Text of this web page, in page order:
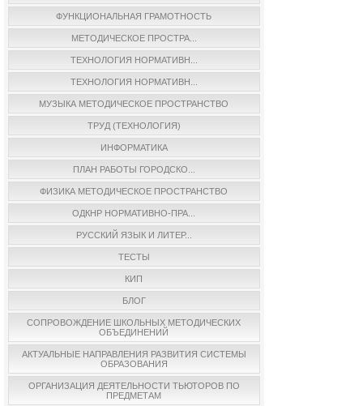
ФУНКЦИОНАЛЬНАЯ ГРАМОТНОСТЬ
МЕТОДИЧЕСКОЕ ПРОСТРА...
ТЕХНОЛОГИЯ НОРМАТИВН...
ТЕХНОЛОГИЯ НОРМАТИВН...
МУЗЫКА МЕТОДИЧЕСКОЕ ПРОСТРАНСТВО
ТРУД (ТЕХНОЛОГИЯ)
ИНФОРМАТИКА
ПЛАН РАБОТЫ ГОРОДСКО...
ФИЗИКА МЕТОДИЧЕСКОЕ ПРОСТРАНСТВО
ОДКНР НОРМАТИВНО-ПРА...
РУССКИЙ ЯЗЫК И ЛИТЕР...
ТЕСТЫ
КИП
БЛОГ
СОПРОВОЖДЕНИЕ ШКОЛЬНЫХ МЕТОДИЧЕСКИХ
ОБЪЕДИНЕНИЙ
АКТУАЛЬНЫЕ НАПРАВЛЕНИЯ РАЗВИТИЯ СИСТЕМЫ
ОБРАЗОВАНИЯ
ОРГАНИЗАЦИЯ ДЕЯТЕЛЬНОСТИ ТЬЮТОРОВ ПО
ПРЕДМЕТАМ